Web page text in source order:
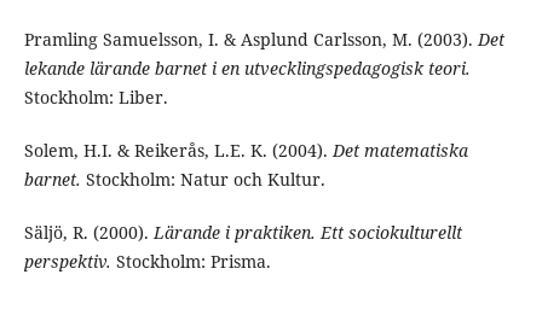
Pramling Samuelsson, I. & Asplund Carlsson, M. (2003).Det
lekande lärande barnet i en utvecklingspedagogisk teori.
Stockholm: Liber.
Solem, H.I. & Reikerås, L.E. K. (2004).Det matematiska
barnet. Stockholm: Natur och Kultur.
Säljö, R. (2000).Lärande i praktiken. Ett sociokulturellt
perspektiv. Stockholm: Prisma.